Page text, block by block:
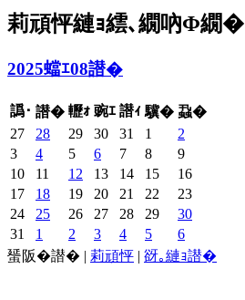
莉頑怦縺ｮ繧､繝吶Φ繝�
2025蟷ｴ08譛�
譌･ 譛� 轣ｫ 豌ｴ 譛ｨ 驥� 蝨�
27
28 29 30 31 1
2
3
4 5 6 7 8
9
10
11 12 13 14 15
16
17
18 19 20 21 22
23
24
25 26 27 28 29
30
31
1 2 3 4 5
6
蜑阪�譛� | 莉頑怦 | 谺｡縺ｮ譛�